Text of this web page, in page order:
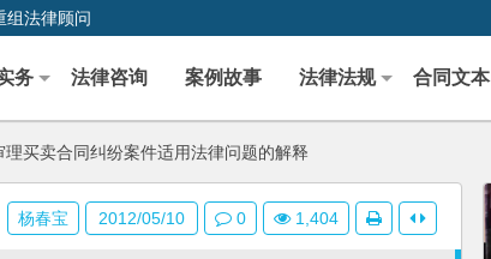
组法律顾问
务 法律咨询 案例故事 法律法规 合同文本
买卖合同纠纷案件适用法律问题的解释
杨春宝 2012/05/10 0 1,404